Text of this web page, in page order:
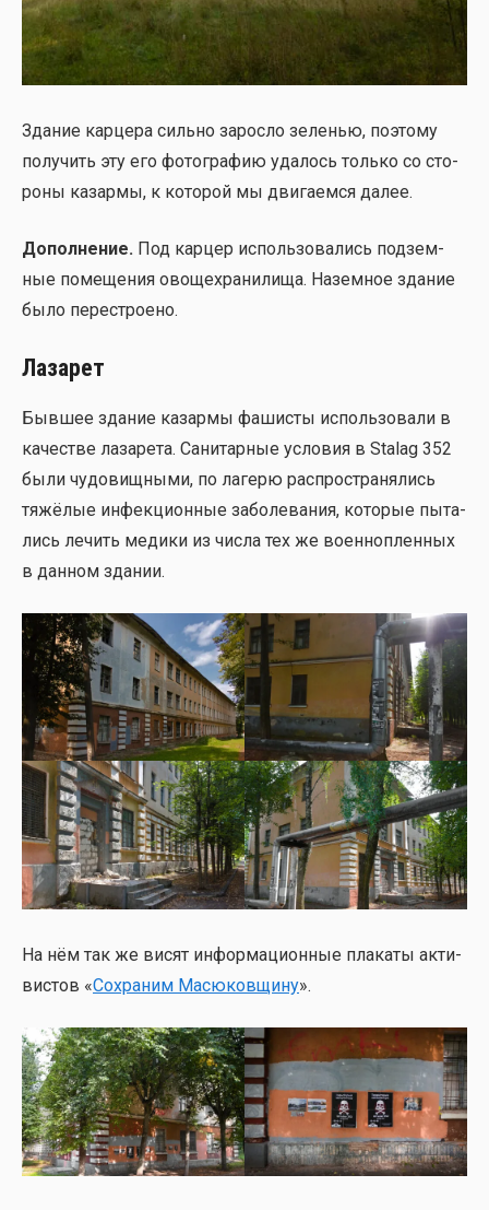
Зда­ние кар­це­ра силь­но зарос­ло зеле­нью, поэто­му
полу­чить эту его фото­гра­фию уда­лось толь­ко со сто­
ро­ны казар­мы, к кото­рой мы дви­га­ем­ся далее.
Допол­не­ние. Под кар­цер исполь­зо­ва­лись под­зем­
ные поме­ще­ния ово­ще­хра­ни­ли­ща. Назем­ное зда­ние
было пере­стро­е­но.
Лазарет
Быв­шее зда­ние казар­мы фаши­сты исполь­зо­ва­ли в
каче­стве лаза­ре­та. Сани­тар­ные усло­вия в Stalag 352
были чудо­вищ­ны­ми, по лаге­рю рас­про­стра­ня­лись
тяжё­лые инфек­ци­он­ные забо­ле­ва­ния, кото­рые пыта­
лись лечить меди­ки из чис­ла тех же воен­но­плен­ных
в дан­ном зда­нии.
На нём так же висят инфор­ма­ци­он­ные пла­ка­ты акти­
ви­стов «Сохра­ним Масю­ков­щи­ну».